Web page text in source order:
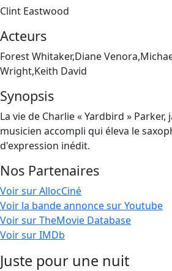
Clint Eastwood
Acteurs
Forest Whitaker,Diane
Wright,Keith David
Synopsis
La vie de Charlie « Yardbird »
musicien accompli qui éleva le
d'expression inédit.
Nos Partenaires
Voir sur AllocCiné
Voir la bande annonce sur Youtube
Voir sur TheMovie Database
Voir sur IMDb
Juste pour une nuit